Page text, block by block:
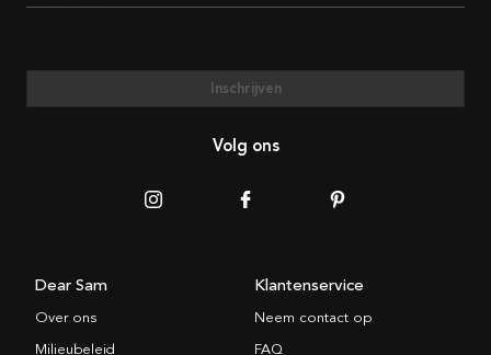
Inschrijven
Volg ons
Dear Sam
Over ons
Milieubeleid
Klantenservice
Neem contact op
FAQ